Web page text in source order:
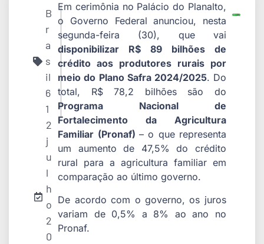
B
r
a
s
il
6
1
2
j
u
l
h
o
2
0
Em cerimônia no Palácio do Planalto,
o Governo Federal anunciou, nesta
segunda-feira (30), que vai
disponibilizar R$ 89 bilhões de
crédito aos produtores rurais por
meio do Plano Safra 2024/2025. Do
total, R$ 78,2 bilhões são do
Programa Nacional de
Fortalecimento da Agricultura
Familiar (Pronaf) – o que representa
um aumento de 47,5% do crédito
rural para a agricultura familiar em
comparação ao último governo.
De acordo com o governo, os juros
variam de 0,5% a 8% ao ano no
Pronaf.